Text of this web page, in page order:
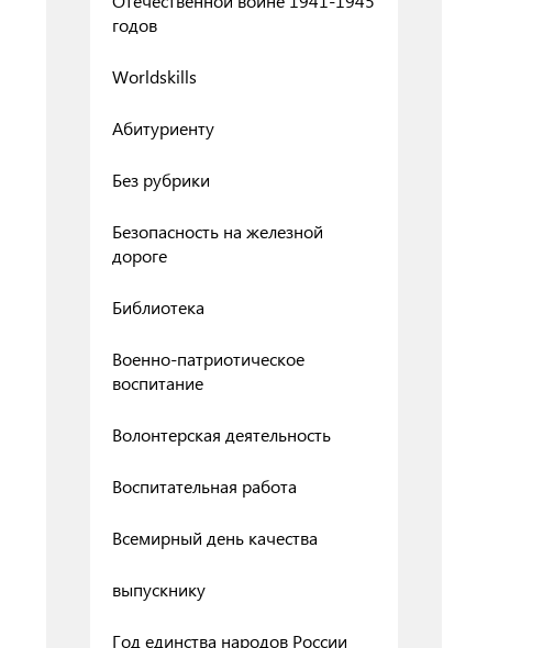
годов
Worldskills
Абитуриенту
Без рубрики
Безопасность на железной
дороге
Библиотека
Военно-патриотическое
воспитание
Волонтерская деятельность
Воспитательная работа
Всемирный день качества
выпускнику
Год единства народов России